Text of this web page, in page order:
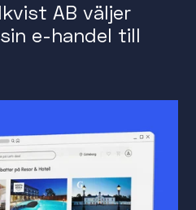
AB väljer
e-handel till